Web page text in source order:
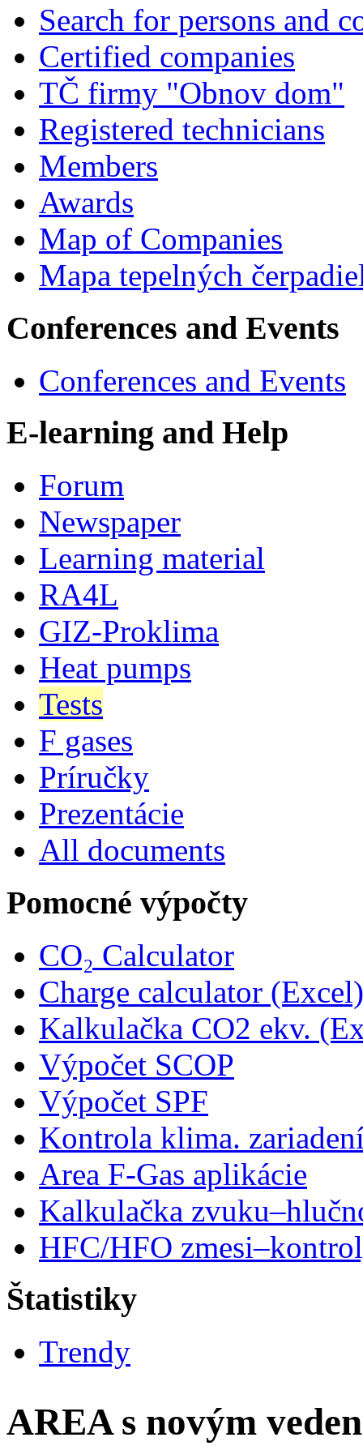
Search for persons and
Certified companies
TČ firmy "Obnov dom"
Registered technicians
Members
Awards
Map of Companies
Mapa tepelných
Conferences and Events
Conferences and Events
E-learning and Help
Forum
Newspaper
Learning material
RA4L
GIZ-Proklima
Heat pumps
Tests
F gases
Príručky
Prezentácie
All documents
Pomocné výpočty
CO₂ Calculator
Charge calculator (Excel)
Kalkulačka CO2 ekv.
Výpočet SCOP
Výpočet SPF
Kontrola klima.
Area F-Gas aplikácie
Kalkulačka
HFC/HFO
Štatistiky
Trendy
AREA s novým